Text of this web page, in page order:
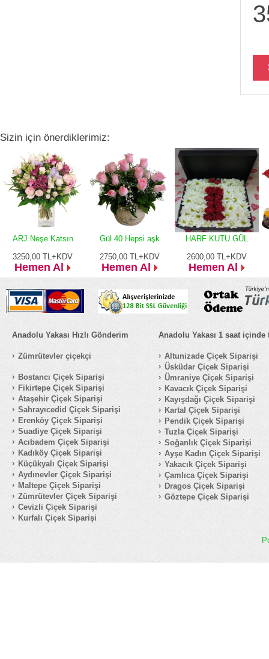
Sizin için önerdiklerimiz:
ARJ Neşe Katsın
3250,00 TL+KDV
Hemen Al
Gül 40 Hepsi aşk
2750,00 TL+KDV
Hemen Al
HARF KUTU GÜL
2600,00 TL+KDV
Hemen Al
Anadolu Yakası Hızlı Gönderim
Zümrütevler çiçekçi
Bostancı Çiçek Siparişi
Fikirtepe Çiçek Siparişi
Ataşehir Çiçek Siparişi
Sahrayıcedid Çiçek Siparişi
Erenköy Çiçek Siparişi
Suadiye Çiçek Siparişi
Acıbadem Çiçek Siparişi
Kadıköy Çiçek Siparişi
Küçükyalı Çiçek Siparişi
Aydınevler Çiçek Siparişi
Maltepe Çiçek Siparişi
Zümrütevler Çiçek Siparişi
Cevizli Çiçek Siparişi
Kurfalı Çiçek Siparişi
Anadolu Yakası 1 saat içinde
Altunizade Çiçek Siparişi
Üsküdar Çiçek Siparişi
Ümraniye Çiçek Siparişi
Kavacık Çiçek Siparişi
Kayışdağı Çiçek Siparişi
Kartal Çiçek Siparişi
Pendik Çiçek Siparişi
Tuzla Çiçek Siparişi
Soğanlık Çiçek Siparişi
Ayşe Kadın Çiçek Siparişi
Yakacık Çiçek Siparişi
Çamlıca Çiçek Siparişi
Dragos Çiçek Siparişi
Göztepe Çiçek Siparişi